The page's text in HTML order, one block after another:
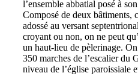
l’ensemble abbatial posé à
Composé de deux bâtiments,
adossé au versant
croyant ou non, on ne peut
un haut-lieu de pèlerinage.
350 marches de l’escalier du
niveau de l’église paroissiale